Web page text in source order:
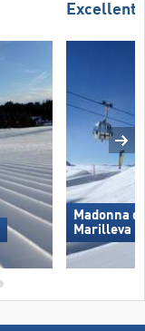
Excellent
Madonna
Marilleva